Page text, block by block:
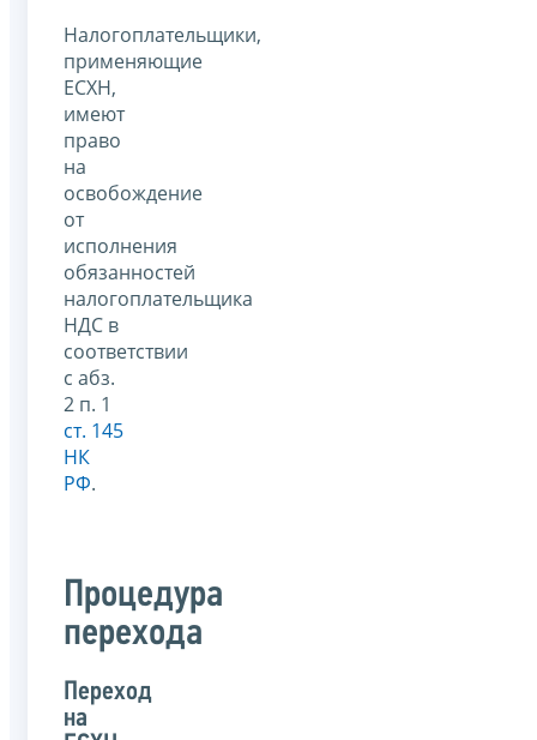
Налогоплательщики,
применяющие
ЕСХН,
имеют
право
на
освобождение
от
исполнения
обязанностей
налогоплательщика
НДС в
соответствии
с абз.
2 п. 1
ст. 145
НК
РФ.
Процедура
перехода
Переход
на